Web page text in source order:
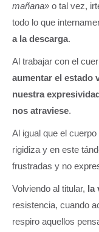
mañana» o tal vez,
todo lo que
a la descarga.
Al trabajar con el
aumentar el estado
nuestra
nos atraviese.
Al igual que el
rigidiza y en este
frustradas y no
Volviendo al titular, la
resistencia, cuando
respiro aquellos